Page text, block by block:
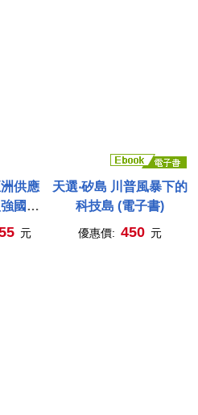
供應
國際
稱關
元
天選‧矽島 川普風暴下的
科技島 (電子書)
優惠價: 450 元